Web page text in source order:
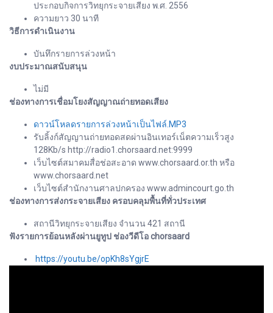
ประกอบกิจการวิทยุกระจายเสียง พ.ศ. 2556
ความยาว 30 นาที
วิธีการดำเนินงาน
บันทึกรายการล่วงหน้า
งบประมาณสนับสนุน
ไม่มี
ช่องทางการเชื่อมโยงสัญญาณถ่ายทอดเสียง
ดาวน์โหลดรายการล่วงหน้าเป็นไฟล์.MP3
รับลิ้งก์สัญญานถ่ายทอดสดผ่านอินเทอร์เน็ตความเร็วสูง
128Kb/s http://radio1.chorsaard.net:9999
เว็บไซต์สมาคมสื่อช่อสะอาด www.chorsaard.or.th หรือ
www.chorsaard.net
เว็บไซต์สำนักงานศาลปกครอง www.admincourt.go.th
ช่องทางการส่งกระจายเสียง ครอบคลุมพื้นที่ทั่วประเทศ
สถานีวิทยุกระจายเสียง จำนวน 421 สถานี
ฟังรายการย้อนหลังผ่านยูทูป ช่องวีดีโอ chorsaard
https://youtu.be/opKh8sYgjrE